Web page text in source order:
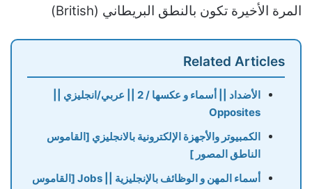
المرة الأخيرة تكون بالنطق البريطاني (British)
Related Articles
الأضداد || أسماء و عكسها / 2 || عربي/انجليزي ||
Opposites
الكمبيوتر والأجهزة الإلكترونية بالانجليزي [القاموس
الناطق المصور ]
أسماء المهن و الوظائف بالإنجليزية || Jobs [القاموس